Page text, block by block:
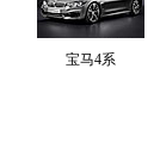
宝马4系